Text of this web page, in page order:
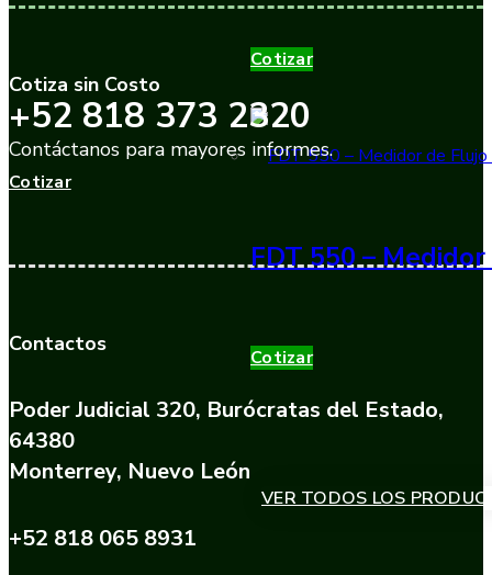
Cotizar
FDT 550 –
Cotizar
VER TODOS LOS
Cotiza sin Costo
+52 818 373 2320
Contáctanos para mayores informes.
Cotizar
Contactos
Poder Judicial 320, Burócratas del Estado,
64380
Monterrey, Nuevo León
+52 818 065 8931